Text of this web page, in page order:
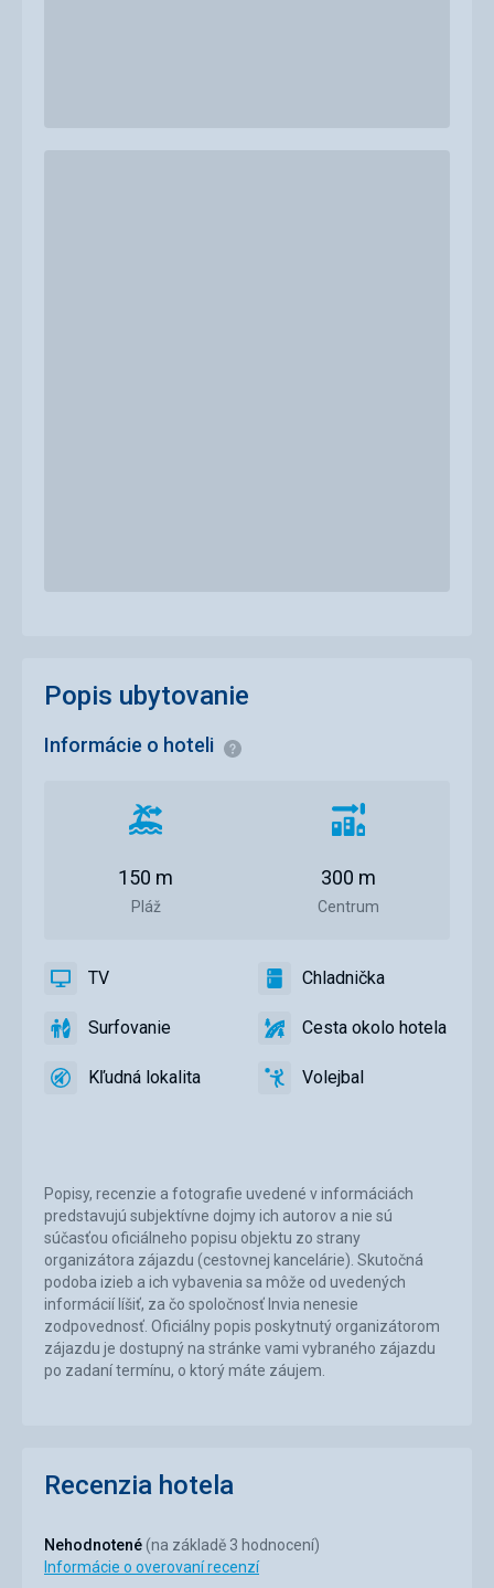
Popisy, recenzie a fotografie uvedené v informáciách
predstavujú subjektívne dojmy ich autorov a nie sú
súčasťou oficiálneho popisu objektu zo strany
organizátora zájazdu (cestovnej kancelárie). Skutočná
podoba izieb a ich vybavenia sa môže od uvedených
informácií líšiť, za čo spoločnosť Invia nenesie
zodpovednosť. Oficiálny popis poskytnutý organizátorom
zájazdu je dostupný na stránke vami vybraného zájazdu
po zadaní termínu, o ktorý máte záujem.
Popis ubytovanie
Informácie o hoteli Informácie
Vzdialenosť
pláže
Pláž
150 m
Vzdialenosť
centra
Centrum
300 m
TV TV
áno Chladnička
Chladnička
áno
Surfovanie
Surfovanie
áno
Cesta
hotela
Cesta okolo hotela
áno
KľudnáKľudná lokalita
áno VolejbalVolejbal
áno
Recenzia hotela
Nehodnotené (na základě 3 hodnocení)
Informácie o overovaní recenzí